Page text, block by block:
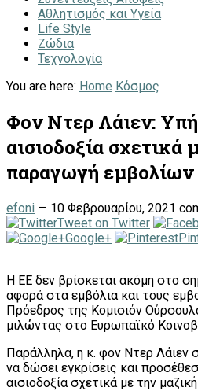
Αθλητισμός και Υγεία
Life Style
Ζώδια
Τεχνολογία
You are here: Home Κόσμος
Φον Ντερ Λάιεν:
αισιοδοξία σχετικά
παραγωγή εμβολίων
efoni — 10 Φεβρουαρίου, 2021
Tweet on Twitter
Google+
H EE δεν βρίσκεται ακόμη στο
αφορά στα εμβόλια και τους
Πρόεδρος της Κομισιόν
μιλώντας στο Ευρωπαϊκό
Παράλληλα, η κ. φον Ντερ Λάιεν
να δώσει εγκρίσεις και
αισιοδοξία σχετικά με την